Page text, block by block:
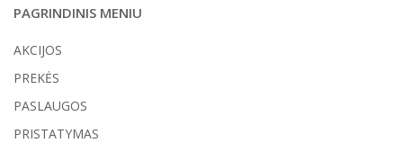
PAGRINDINIS MENIU
AKCIJOS
PREKĖS
PASLAUGOS
PRISTATYMAS